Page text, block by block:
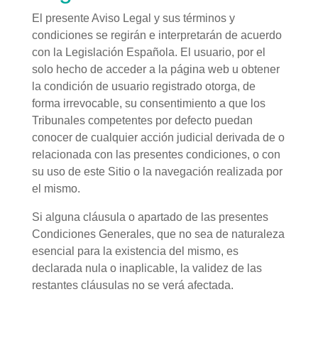
El presente Aviso Legal y sus términos y
condiciones se regirán e interpretarán de acuerdo
con la Legislación Española. El usuario, por el
solo hecho de acceder a la página web u obtener
la condición de usuario registrado otorga, de
forma irrevocable, su consentimiento a que los
Tribunales competentes por defecto puedan
conocer de cualquier acción judicial derivada de o
relacionada con las presentes condiciones, o con
su uso de este Sitio o la navegación realizada por
el mismo.
Si alguna cláusula o apartado de las presentes
Condiciones Generales, que no sea de naturaleza
esencial para la existencia del mismo, es
declarada nula o inaplicable, la validez de las
restantes cláusulas no se verá afectada.